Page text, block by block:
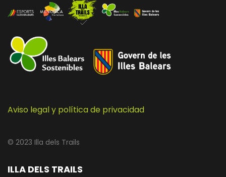
Aviso legal y política de privacidad
© 2023 Illa dels Trails
ILLA DELS TRAILS